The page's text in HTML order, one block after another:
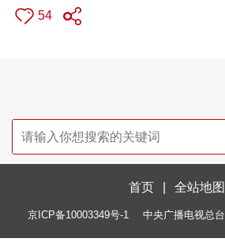
54
首页 全站地图
京ICP备10003349号-1 中央广播电视总台